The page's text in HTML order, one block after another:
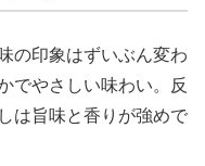
の印象はずいぶん変わ
でやさしい味わい。反
は旨味と香りが強めで